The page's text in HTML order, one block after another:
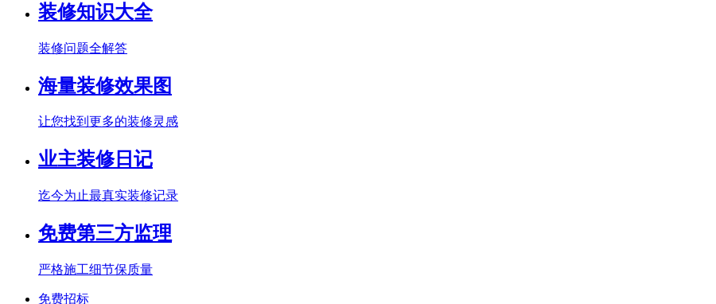
装修知识大全
装修问题全解答
海量装修效果图
让您找到更多的装修灵感
业主装修日记
迄今为止最真实装修记录
免费第三方监理
严格施工细节保质量
免费招标